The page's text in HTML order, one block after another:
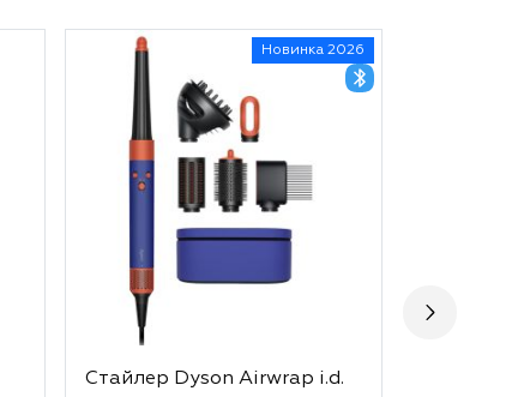
Новинка 2026
Стайлер Dyson Airwrap i.d.